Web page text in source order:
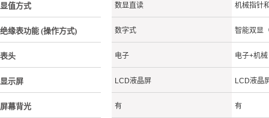
显值方式 数显直读 机械指针
绝缘表功能 (操作方式) 数字式 智能双显
表头 电子 电子+机械
显示屏 LCD液晶屏 LCD液晶
屏幕背光 有 有